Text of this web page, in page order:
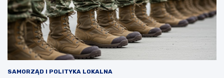
SAMORZĄD I POLITYKA LOKALNA